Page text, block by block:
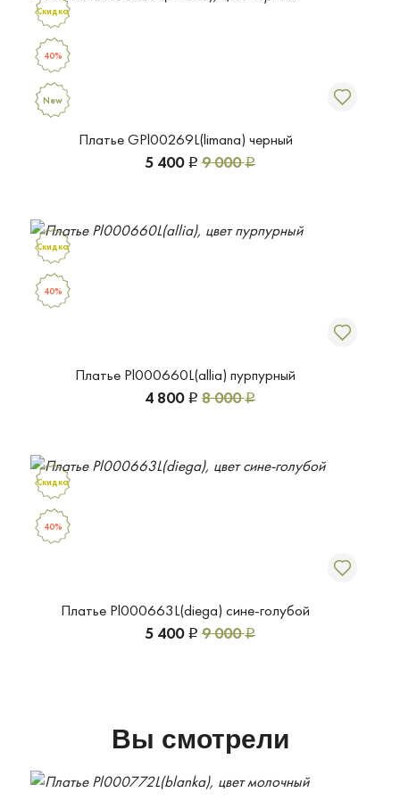
Платье GPl00269L(limana) черный
5 400 Р 9 000Р
Скидка
40%
New
Платье Pl000660L(allia) пурпурный
4 800 Р 8 000Р
Скидка
40%
Платье Pl000663L(diega) сине-голубой
5 400 Р 9 000Р
Скидка
40%
Вы смотрели